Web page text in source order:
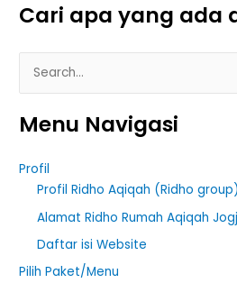
Cari apa yang ada
e
a
c
r
Menu Navigasi
Profil
Profil Ridho Aqiqah (Ridho group)
Alamat Ridho Rumah Aqiqah
Daftar isi Website
Pilih Paket/Menu